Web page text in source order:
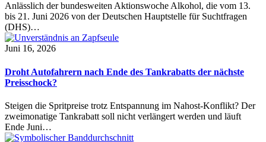
Anlässlich der bundesweiten Aktionswoche Alkohol, die vom 13.
bis 21. Juni 2026 von der Deutschen Hauptstelle für Suchtfragen
(DHS)…
Juni 16, 2026
Droht Autofahrern nach Ende des Tankrabatts der nächste
Preisschock?
Steigen die Spritpreise trotz Entspannung im Nahost-Konflikt? Der
zweimonatige Tankrabatt soll nicht verlängert werden und läuft
Ende Juni…